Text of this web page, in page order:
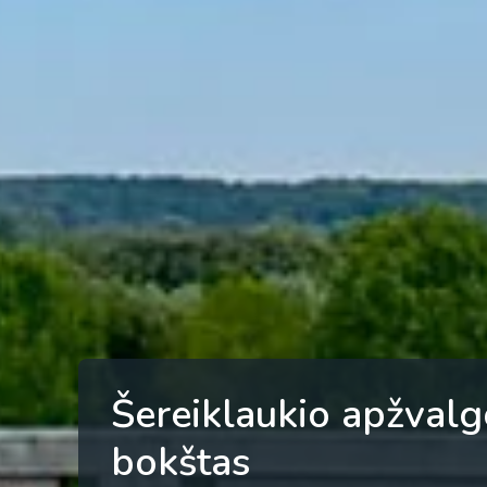
Šereiklaukio
bokštas